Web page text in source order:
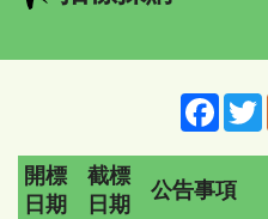
開標
日期
截標
日期
公告事項